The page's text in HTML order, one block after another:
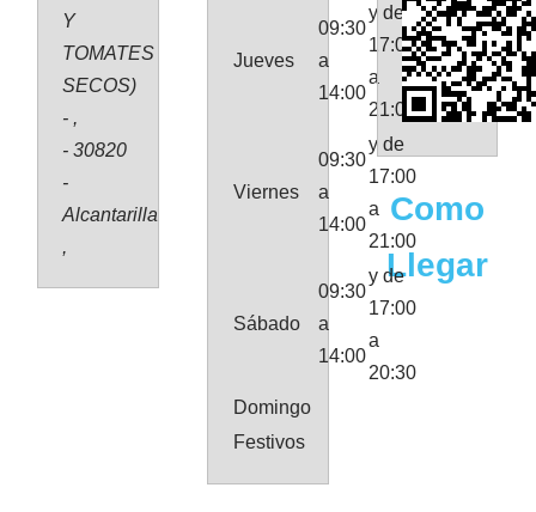
Y
TOMATES
SECOS)
- ,
- 30820
-
Alcantarilla
,
Jueves
09:30
a
14:00
y de
17:00
a
21:00
Viernes
09:30
a
14:00
y de
17:00
a
21:00
Sábado
09:30
a
14:00
y de
17:00
a
20:30
Domingo
Festivos
Como
Llegar